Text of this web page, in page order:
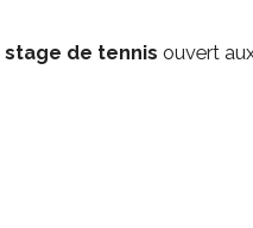
stage de tennis ouvert